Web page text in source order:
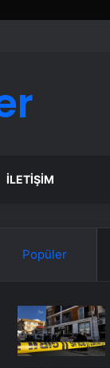
İLETIŞIM
Popüler